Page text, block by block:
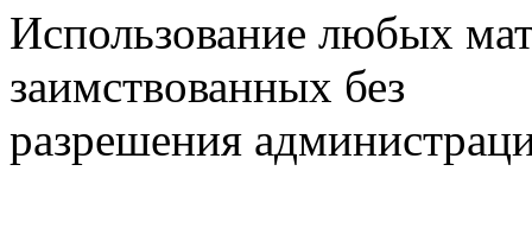
Использование любых
заимствованных без
разрешения